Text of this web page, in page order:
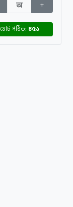
অ +
মোট পঠিত: ৪৫১